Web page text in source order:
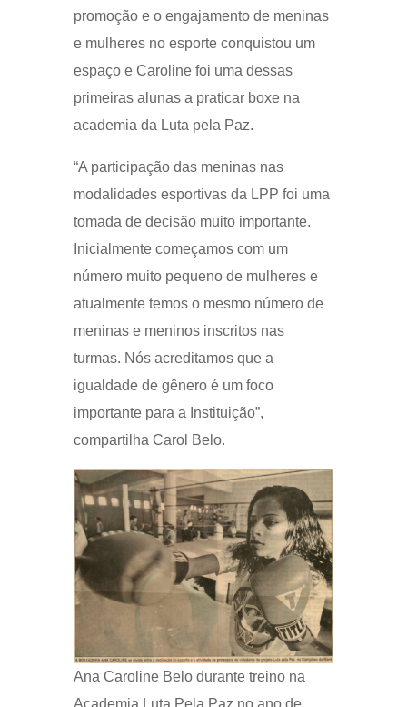
promoção e o engajamento de meninas
e mulheres no esporte conquistou um
espaço e Caroline foi uma dessas
primeiras alunas a praticar boxe na
academia da Luta pela Paz.
“A participação das meninas nas
modalidades esportivas da LPP foi uma
tomada de decisão muito importante.
Inicialmente começamos com um
número muito pequeno de mulheres e
atualmente temos o mesmo número de
meninas e meninos inscritos nas
turmas. Nós acreditamos que a
igualdade de gênero é um foco
importante para a Instituição”,
compartilha Carol Belo.
Ana Caroline Belo durante treino na